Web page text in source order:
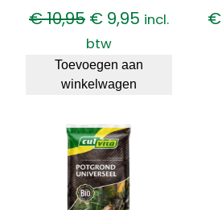
€10,95 Oorspronkelijke
prijs
was:
€ 10,95.
€ 9,95 Huidige
is:
incl.
btw
Toevoegen aan
winkelwagen
€